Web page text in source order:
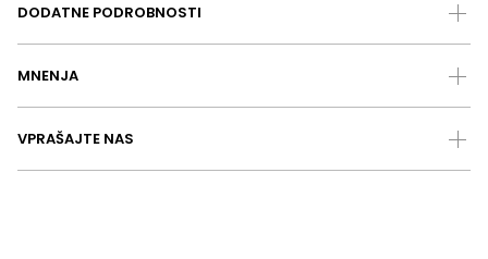
DODATNE PODROBNOSTI
MNENJA
VPRAŠAJTE NAS